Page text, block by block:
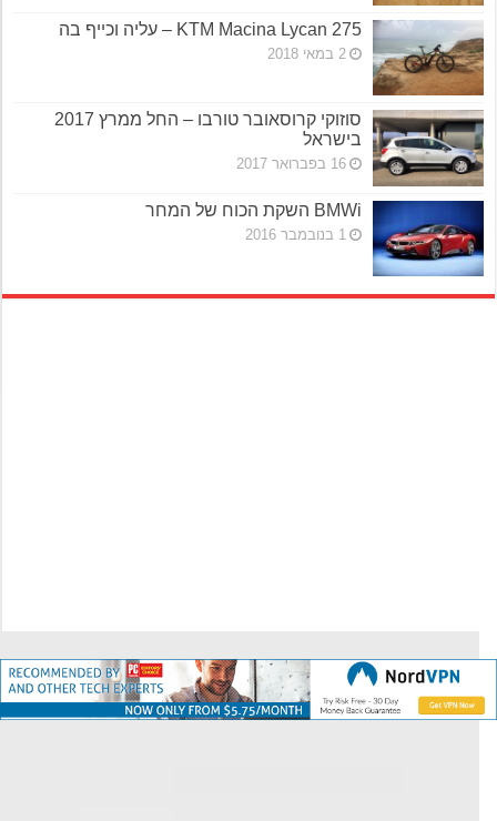
KTM Macina Lycan 275 – עליה וכייף בה
2 במאי 2018
סוזוקי קרוסאובר טורבו – החל ממרץ 2017
בישראל
16 בפברואר 2017
BMWi השקת הכוח של המחר
1 בנובמבר 2016